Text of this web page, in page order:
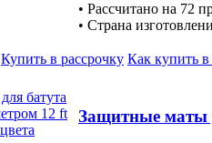
• Рассчитано на 72
• Страна
Купить в рассрочку Как купить в
Защитные маты